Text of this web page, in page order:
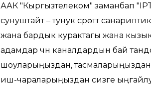
ME/GPON
технология менен
ААК "Кыргызтелеком" заманбап
сунуштайт – тунук сүрөттүү
жана бардык курактагы жана
адамдар үчүн каналдардын бай
шоуларыңыздан, тасмаларыңыздан
иш-чараларыңыздан сизге